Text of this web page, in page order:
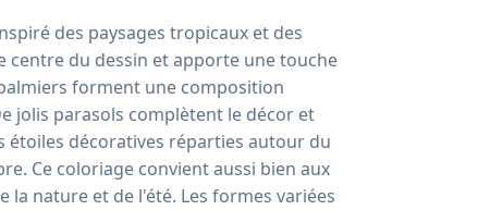
des paysages tropicaux et des
centre du dessin et apporte une touche
forment une composition
jolis parasols complètent le décor et
étoiles décoratives réparties autour du
Ce coloriage convient aussi bien aux
la nature et de l'été. Les formes variées